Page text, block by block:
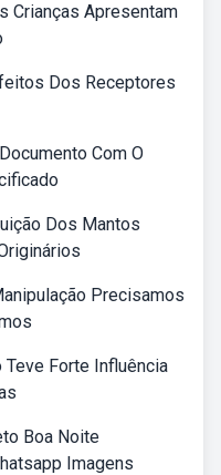
Crianças Apresentam
Dos Receptores
Com O
Dos Mantos
Precisamos
Forte Influência
Boa Noite
Imagens